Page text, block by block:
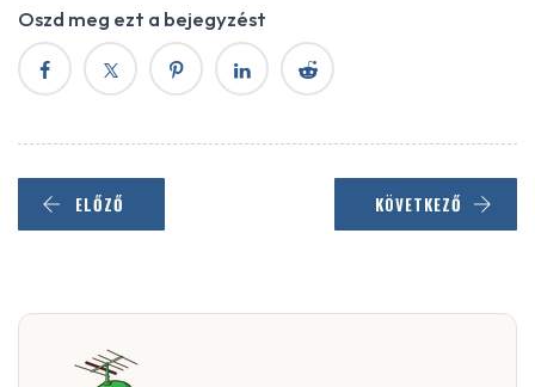
Oszd meg ezt a bejegyzést
ELŐZŐ KÖVETKEZŐ